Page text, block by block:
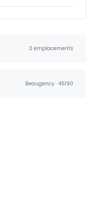
3 emplacements
Beaugency · 45190